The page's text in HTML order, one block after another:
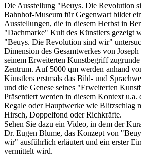
Die Ausstellung "Beuys. Die Revolution
Bahnhof-Museum für Gegenwart bildet
Ausstellungen, die in diesem Herbst in
"Dachmarke" Kult des Künstlers gezeigt
"Beuys. Die Revolution sind wir"
Dimension des Gesamtwerkes von
seinem Erweiterten Kunstbegriff
Zentrum. Auf 5000 qm werden anhand
Künstlers erstmals das Bild- und
und die Genese seines "Erweiterten
Präsentiert werden in diesem Kontext u.a.
Regale oder Hauptwerke wie Blitzschlag
Hirsch, Doppelfond oder Richkräfte.
Sehen Sie dazu ein Video, in dem der
Dr. Eugen Blume, das Konzept von
wir" ausführlich erläutert und ein erster
vermittelt wird.